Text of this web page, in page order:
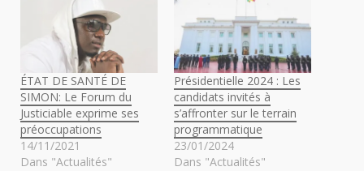
ÉTAT DE SANTÉ DE
SIMON: Le Forum du
Justiciable exprime ses
préoccupations
14/11/2021
Dans "Actualités"
Présidentielle 2024 : Les
candidats invités à
s’affronter sur le terrain
programmatique
23/01/2024
Dans "Actualités"